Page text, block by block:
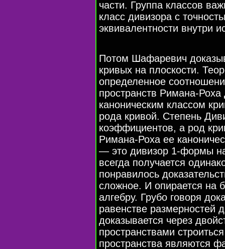
части. Группа классов
класс дивизора с
эквивалентности внутри
Потом Шафаревич
кривых на плоскости.
определенное
пространств Римана-
каноническим классом
рода кривой. Степень
коэффициентов, а род
Римана-Роха ее
— это дивизор 1-формы
всегда получается
понравилось
сложное. И опирается на
алгебру. Грубо говоря
равенстве размерностей
доказывается через
пространствами
пространства являются